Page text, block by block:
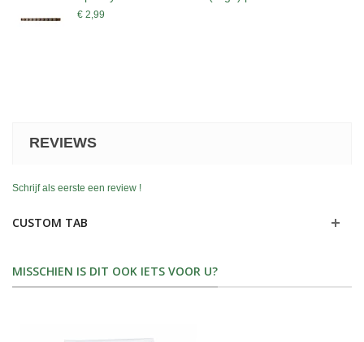
€ 2,99
REVIEWS
Schrijf als eerste een review !
CUSTOM TAB
MISSCHIEN IS DIT OOK IETS VOOR U?